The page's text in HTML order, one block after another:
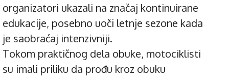
organizatori ukazali na značaj kontinuirane
edukacije, posebno uoči letnje sezone kada
je saobraćaj intenzivniji.
Tokom praktičnog dela obuke, motociklisti
su imali priliku da prođu kroz obuku